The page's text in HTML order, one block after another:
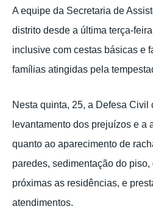
A equipe da Secretaria de
distrito desde a última terça-
inclusive com cestas básicas e
famílias atingidas pela
Nesta quinta, 25, a Defesa Civil
levantamento dos prejuízos e a
quanto ao aparecimento de
paredes, sedimentação do
próximas as residências, e
atendimentos.